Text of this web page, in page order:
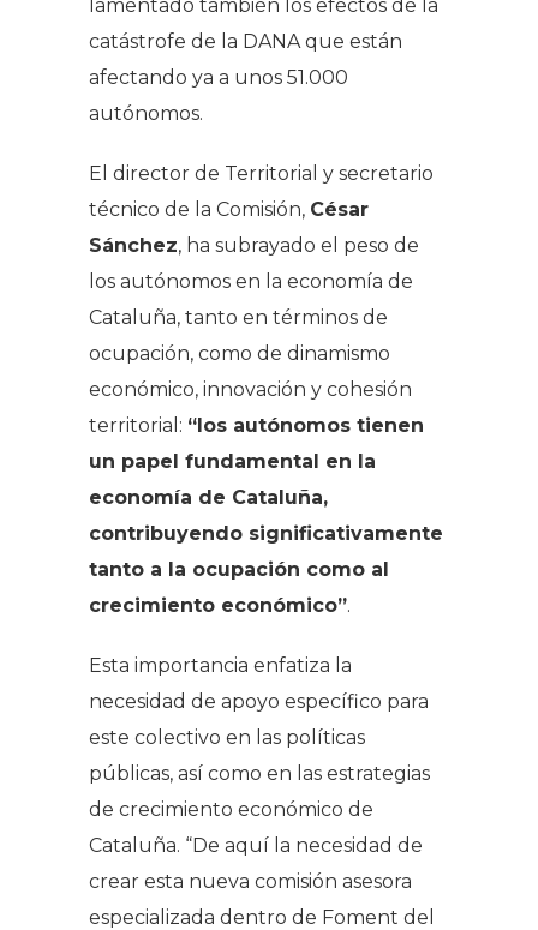
lamentado también los efectos de la
catástrofe de la DANA que están
afectando ya a unos 51.000
autónomos.
El director de Territorial y secretario
técnico de la Comisión, César
Sánchez, ha subrayado el peso de
los autónomos en la economía de
Cataluña, tanto en términos de
ocupación, como de dinamismo
económico, innovación y cohesión
territorial: “los autónomos tienen
un papel fundamental en la
economía de Cataluña,
contribuyendo significativamente
tanto a la ocupación como al
crecimiento económico”.
Esta importancia enfatiza la
necesidad de apoyo específico para
este colectivo en las políticas
públicas, así como en las estrategias
de crecimiento económico de
Cataluña. “De aquí la necesidad de
crear esta nueva comisión asesora
especializada dentro de Foment del